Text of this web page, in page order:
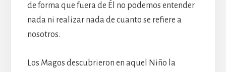
de forma que fuera de Él no podemos entender
nada ni realizar nada de cuanto se refiere a
nosotros.
Los Magos descubrieron en aquel Niño la